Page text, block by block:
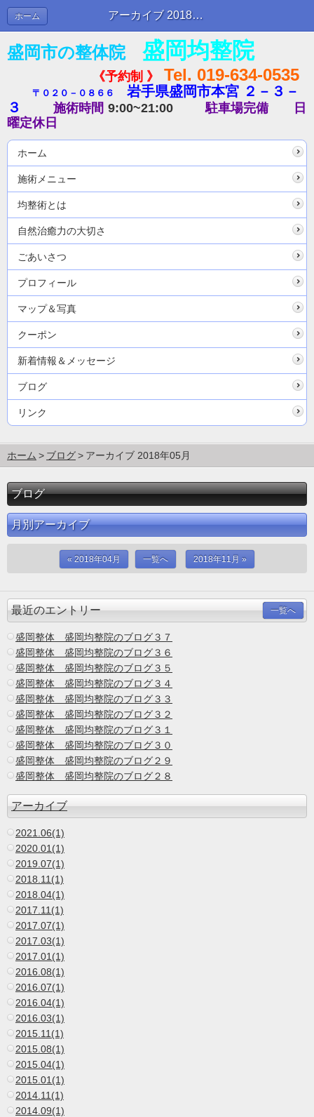
アーカイブ 2018年05月 | ブログ
ホーム
盛岡市の整体院 盛岡均整院
《予約制 》 Tel. 019-634-0535
〒０２０－０８６６
岩手県盛岡市本宮 ２－３－
３
施術時間 9:00~21:00 駐車場完備
日
曜定休日
ホーム
施術メニュー
均整術とは
自然治癒力の大切さ
ごあいさつ
プロフィール
マップ＆写真
クーポン
新着情報＆メッセージ
ブログ
リンク
ホーム ブログ アーカイブ 2018年05月
ブログ
月別アーカイブ
« 2018年04月 一覧へ 2018年11月 »
最近のエントリー 一覧へ
盛岡整体 盛岡均整院のブログ３７
盛岡整体 盛岡均整院のブログ３６
盛岡整体 盛岡均整院のブログ３５
盛岡整体 盛岡均整院のブログ３４
盛岡整体 盛岡均整院のブログ３３
盛岡整体 盛岡均整院のブログ３２
盛岡整体 盛岡均整院のブログ３１
盛岡整体 盛岡均整院のブログ３０
盛岡整体 盛岡均整院のブログ２９
盛岡整体 盛岡均整院のブログ２８
アーカイブ
2021.06(1)
2020.01(1)
2019.07(1)
2018.11(1)
2018.04(1)
2017.11(1)
2017.07(1)
2017.03(1)
2017.01(1)
2016.08(1)
2016.07(1)
2016.04(1)
2016.03(1)
2015.11(1)
2015.08(1)
2015.04(1)
2015.01(1)
2014.11(1)
2014.09(1)